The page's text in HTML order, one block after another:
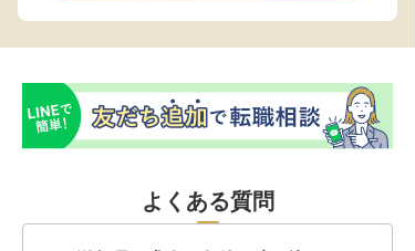
よくある質問